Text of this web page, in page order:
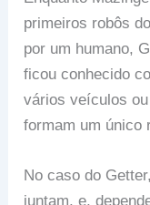
primeiros robôs
por um humano,
ficou conhecido
vários veículos
formam um único
No caso do
juntam, e,